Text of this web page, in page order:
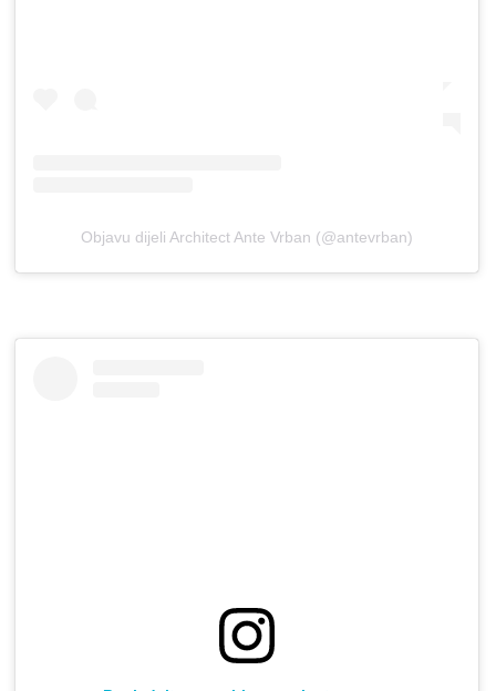
Objavu dijeli Architect Ante Vrban (@antevrban)